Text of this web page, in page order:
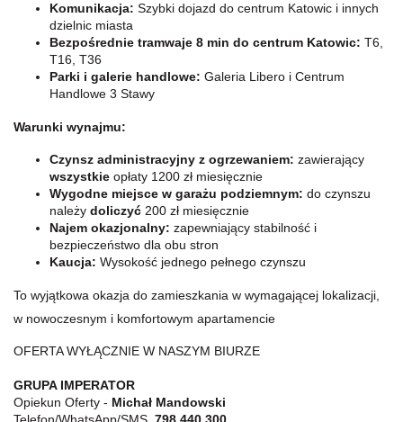
Komunikacja: Szybki dojazd do centrum Katowic i innych
dzielnic miasta
Bezpośrednie tramwaje 8 min do centrum Katowic: T6,
T16, T36
Parki i galerie handlowe: Galeria Libero i Centrum
Handlowe 3 Stawy
Warunki wynajmu:
Czynsz administracyjny z ogrzewaniem: zawierający
wszystkie opłaty 1200 zł miesięcznie
Wygodne miejsce w garażu podziemnym: do czynszu
należy doliczyć 200 zł miesięcznie
Najem okazjonalny: zapewniający stabilność i
bezpieczeństwo dla obu stron
Kaucja: Wysokość jednego pełnego czynszu
To wyjątkowa okazja do zamieszkania w wymagającej lokalizacji,
w nowoczesnym i komfortowym apartamencie
OFERTA WYŁĄCZNIE W NASZYM BIURZE
GRUPA IMPERATOR
Opiekun Oferty - Michał Mandowski